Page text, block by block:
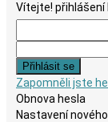
Vítejte! přihlášení
Zapomněli jste
Obnova hesla
Nastavení